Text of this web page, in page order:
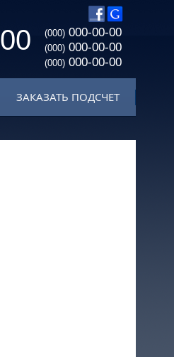
00 (000) 000-00-00
(000) 000-00-00
(000) 000-00-00
ЗАКАЗАТЬ ПОДСЧЕТ